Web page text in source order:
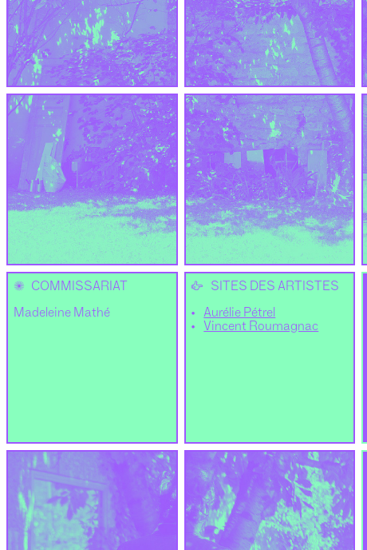
✺ COMMISSARIAT
Madeleine Mathé
👉 SITES DES ARTISTES
Aurélie Pétrel
Vincent Roumagnac